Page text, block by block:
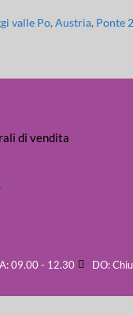
valle Po,Austria, Ponte
di vendita
09.00 - 12.30 DO: